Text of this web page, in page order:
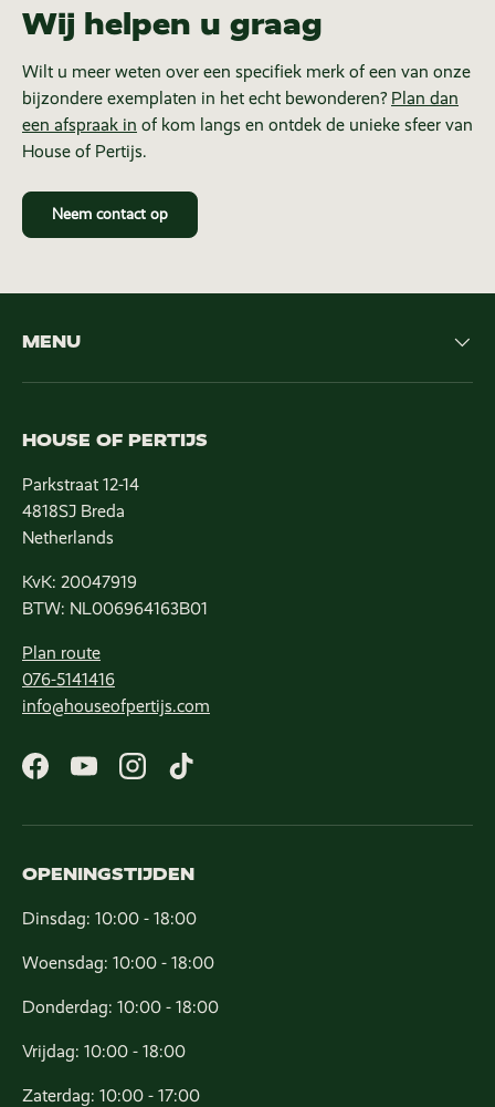
Wij helpen u graag
Wilt u meer weten over een specifiek merk of een van onze
bijzondere exemplaten in het echt bewonderen? Plan dan
een afspraak in of kom langs en ontdek de unieke sfeer van
House of Pertijs.
Neem contact op
MENU
HOUSE OF PERTIJS
Parkstraat 12-14
4818SJ Breda
Netherlands
KvK: 20047919
BTW: NL006964163B01
Plan route
076-5141416
info@houseofpertijs.com
Facebook
YouTubeInstagram
TikTok
OPENINGSTIJDEN
Dinsdag: 10:00 - 18:00
Woensdag: 10:00 - 18:00
Donderdag: 10:00 - 18:00
Vrijdag: 10:00 - 18:00
Zaterdag: 10:00 - 17:00